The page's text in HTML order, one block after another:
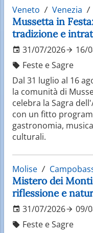
Veneto Venezia
Mussetta in
tradizione e
31/07/2026
16/
Feste e Sagre
Dal 31 luglio al 16
la comunità di
celebra la Sagra
con un fitto
gastronomia,
culturali.
Molise
Mistero dei
riflessione e
31/07/2026
09/
Feste e Sagre